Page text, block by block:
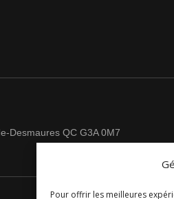
Pour offrir les meilleures
Desmaures QC G3A 0M7